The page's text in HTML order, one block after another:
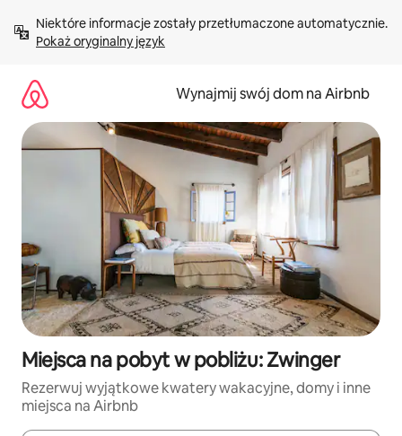
treści Pokaż oryginalny język
Wynajmij swój dom na Airbnb
Miejsca na pobyt w pobliżu: Zwinger
Rezerwuj wyjątkowe kwatery wakacyjne, domy i inne
miejsca na Airbnb